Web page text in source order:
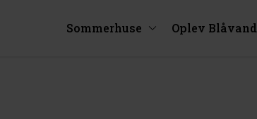
Sommerhuse Oplev Blåvand